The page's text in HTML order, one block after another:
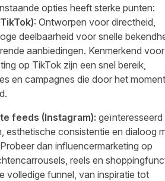
opties heeft sterke punten:
: Ontworpen voor directheid,
deelbaarheid voor snelle
aanbiedingen. Kenmerkend voor
op TikTok zijn een snel bereik,
en campagnes die door het
feeds (Instagram): geïnteresseerd
esthetische consistentie en dialoog
dan influencermarketing op
reels en
volledige funnel, van inspiratie tot